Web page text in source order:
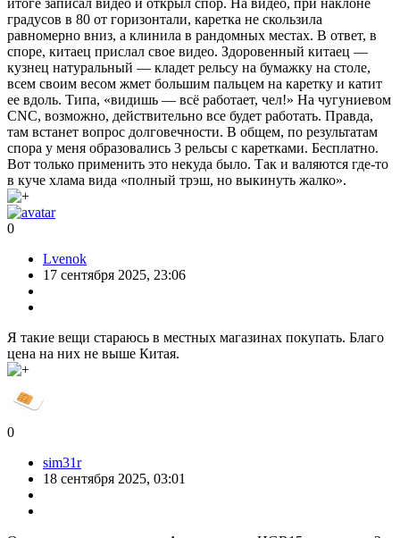
работе.
Первый тест
На 42-й секунде включилась подсветка на Q2На 44-й секунде
подсветка на Q1 ProНа 46-й секунде Q2 готов к работеИ лишь
на 52-й Q1 Pro готов
Т.к. в комплект поставки не входит контейнер для сбора
филамента после очистки сопла, то во второй тест я
распечатал два контейнера, на разных принтерах, но с
одинаковыми настройками. Филамент PETG. Тут я хотел
посмотреть влияние нового ремня на рябь.
Второй тест
Q1 Pro
Ещё один тест я провёл для первого слоя
Первый слой
Первый слой получился довольно хороший, если учесть, что
кривизна стола была 0.2835
Ещё
Тест допусков
60C°. На 0.5 спокойно проходитПри нулевом, можно вдавить,
но если нормально вставить, то выступает
И ещё пара тестовых моделей
Бенчик мне не понравился, кривоватенько
понравилась
сразу, отлично.
Ну и в заключении распечатал внучке игрушку
Дракон
Крылья складываются и машут. Все сочленения-двигаются.